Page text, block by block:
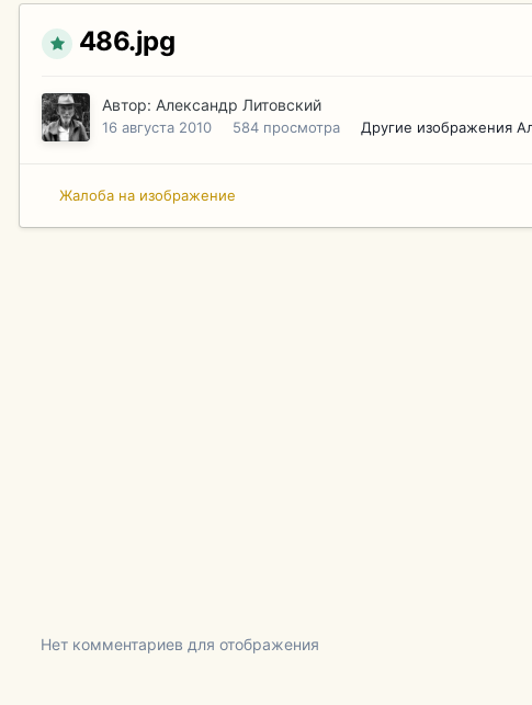
486.jpg
Автор: Александр Литовский
16 августа 2010 584 просмотра Другие изображения
Жалоба на изображение
Нет комментариев для отображения